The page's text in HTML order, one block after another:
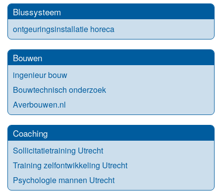
Blussysteem
ontgeuringsinstallatie horeca
Bouwen
ingenieur bouw
Bouwtechnisch onderzoek
Averbouwen.nl
Coaching
Sollicitatietraining Utrecht
Training zelfontwikkeling Utrecht
Psychologie mannen Utrecht